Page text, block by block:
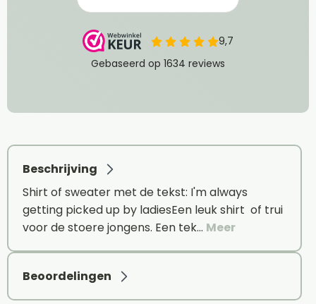
Beschrijving
Shirt of sweater met de tekst: I'm always
getting picked up by ladiesEen leuk shirt of trui
voor de stoere jongens. Een tek… Meer
Beoordelingen